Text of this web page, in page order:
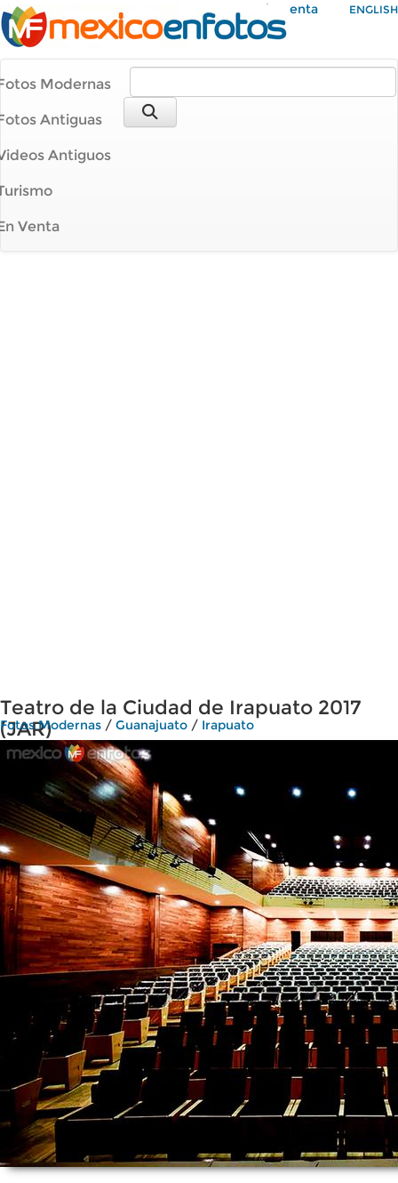
Mi Cuenta ENGLISH
Modernas
Antiguas
Antiguos
Venta
Teatro de la Ciudad de Irapuato 2017
(JAR)
Fotos Modernas / Guanajuato / Irapuato